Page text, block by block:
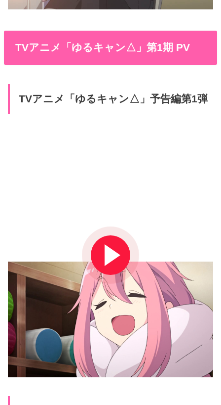
TVアニメ「ゆるキャン△」第1期 PV
TVアニメ「ゆるキャン△」予告編第1弾